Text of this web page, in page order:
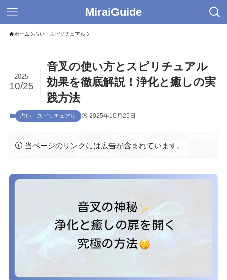
MiraiGuide
ホーム 占い・スピリチュアル
音叉の使い方とスピリチュアル
効果を徹底解説！浄化と癒しの実
践方法
2025
10/25
占い・スピリチュアル 2025年10月25日
当ページのリンクには広告が含まれています。